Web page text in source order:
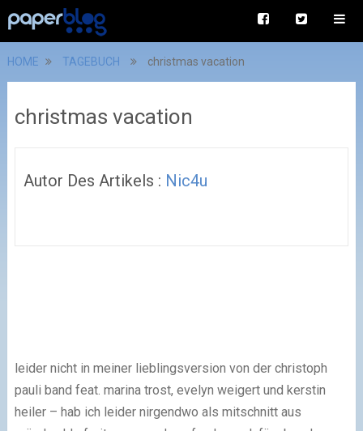
HOME TAGEBUCH christmas vacation
christmas vacation
Autor Des Artikels : Nic4u
leider nicht in meiner lieblingsversion von der christoph
pauli band feat. marina trost, evelyn weigert und kerstin
heiler – hab ich leider nirgendwo als mitschnitt aus